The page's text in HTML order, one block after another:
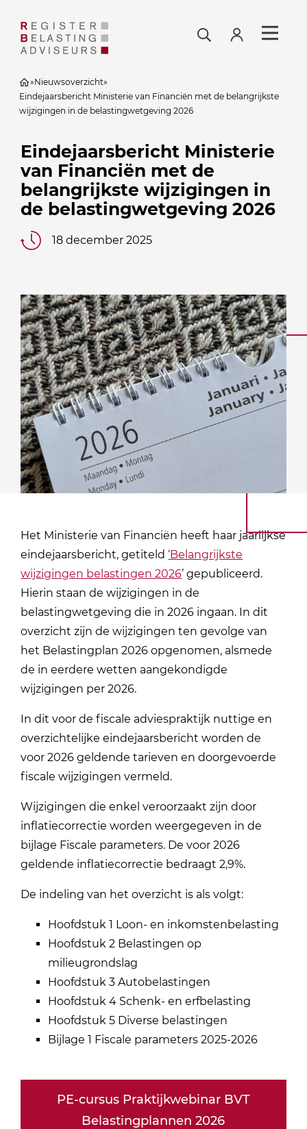
»Nieuwsoverzicht»
Eindejaarsbericht Ministerie van Financiën met de belangrijkste
wijzigingen in de belastingwetgeving 2026
Eindejaarsbericht Ministerie
van Financiën met de
belangrijkste wijzigingen in
de belastingwetgeving 2026
18 december 2025
Het Ministerie van Financiën heeft haar jaarlijkse
eindejaarsbericht, getiteld ‘Belangrijkste
wijzigingen belastingen 2026’ gepubliceerd.
Hierin staan de wijzigingen in de
belastingwetgeving die in 2026 ingaan. In dit
overzicht zijn de wijzigingen ten gevolge van
het Belastingplan 2026 opgenomen, alsmede
de in eerdere wetten aangekondigde
wijzigingen per 2026.
In dit voor de fiscale adviespraktijk nuttige en
overzichtelijke eindejaarsbericht worden de
voor 2026 geldende tarieven en doorgevoerde
fiscale wijzigingen vermeld.
Wijzigingen die enkel veroorzaakt zijn door
inflatiecorrectie worden weergegeven in de
bijlage Fiscale parameters. De voor 2026
geldende inflatiecorrectie bedraagt 2,9%.
De indeling van het overzicht is als volgt:
Hoofdstuk 1 Loon- en inkomstenbelasting
Hoofdstuk 2 Belastingen op
milieugrondslag
Hoofdstuk 3 Autobelastingen
Hoofdstuk 4 Schenk- en erfbelasting
Hoofdstuk 5 Diverse belastingen
Bijlage 1 Fiscale parameters 2025-2026
PE-cursus Praktijkwebinar BVT
Belastingplannen 2026